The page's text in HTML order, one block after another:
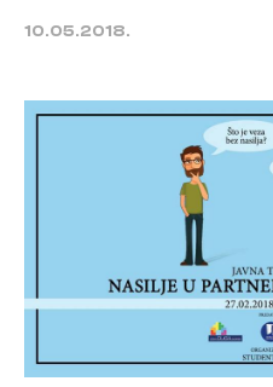
10.05.2018.